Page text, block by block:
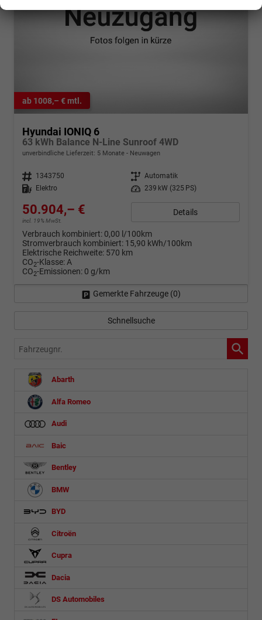
ab 1008,– € mtl.
Hyundai IONIQ 6
63 kWh Balance N-Line Sunroof 4WD
unverbindliche Lieferzeit: 5 Monate Neuwagen
Fahrzeugnr. 1343750 Getriebe Automatik
Kraftstoff
Elektro Leistung 239 kW (325 PS)
50.904,– €
incl. 19% MwSt.
Details
Verbrauch kombiniert: 0,00 l/100km
Stromverbrauch kombiniert: 15,90 kWh/100km
Elektrische Reichweite: 570 km
CO2-Klasse:A
CO2-Emissionen: 0 g/km
Gemerkte Fahrzeuge (0)
Schnellsuche
Fahrzeugnr.
Abarth
Alfa Romeo
Audi
Baic
Bentley
BMW
BYD
Citroën
Cupra
Dacia
DS Automobiles